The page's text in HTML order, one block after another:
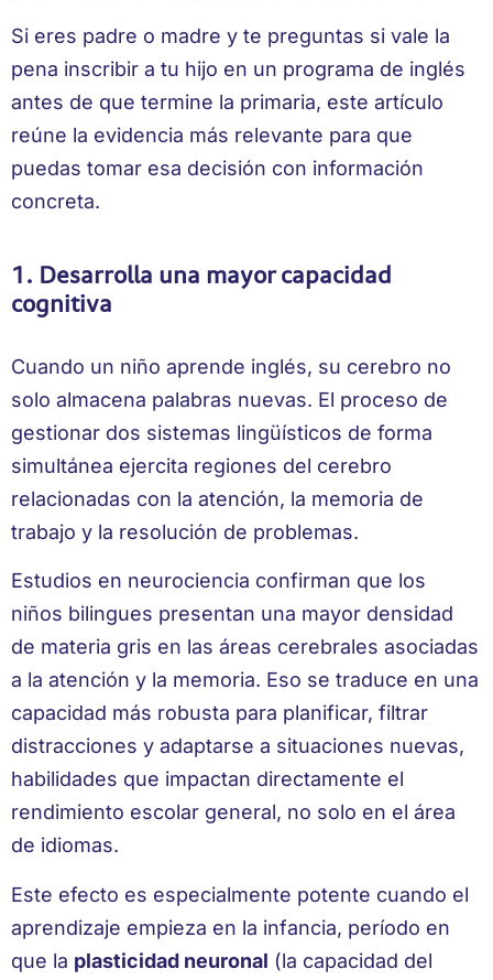
Si eres padre o madre y te preguntas si vale la
pena inscribir a tu hijo en un programa de inglés
antes de que termine la primaria, este artículo
reúne la evidencia más relevante para que
puedas tomar esa decisión con información
concreta.
1. Desarrolla una mayor capacidad
cognitiva
Cuando un niño aprende inglés, su cerebro no
solo almacena palabras nuevas. El proceso de
gestionar dos sistemas lingüísticos de forma
simultánea ejercita regiones del cerebro
relacionadas con la atención, la memoria de
trabajo y la resolución de problemas.
Estudios en neurociencia confirman que los
niños bilingues presentan una mayor densidad
de materia gris en las áreas cerebrales asociadas
a la atención y la memoria. Eso se traduce en una
capacidad más robusta para planificar, filtrar
distracciones y adaptarse a situaciones nuevas,
habilidades que impactan directamente el
rendimiento escolar general, no solo en el área
de idiomas.
Este efecto es especialmente potente cuando el
aprendizaje empieza en la infancia, período en
que la plasticidad neuronal (la capacidad del